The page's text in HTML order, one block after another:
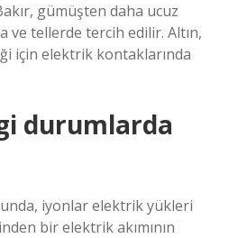
gümüşten daha ucuz
ve tellerde tercih edilir. Altın,
için elektrik kontaklarında
durumlarda
iyonlar elektrik yükleri
bir elektrik akımının